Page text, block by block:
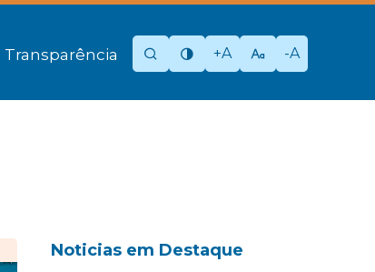
Transparência +A -A
Noticias em Destaque